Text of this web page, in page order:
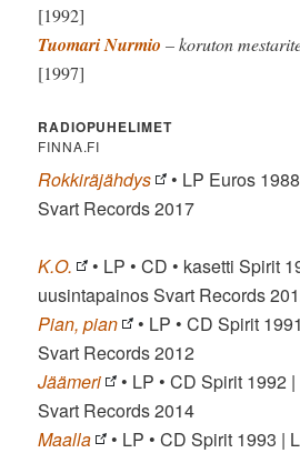
[1992]
Tuomari Nurmio – koruton
[1997]
RADIOPUHELIMET
FINNA.FI
Rokkiräjähdys
• LP Euros
Svart Records 2017
K.O.
• LP • CD • kasetti Spirit
uusintapainos Svart Records
Pian, pian
• LP • CD Spirit
Svart Records 2012
Jäämeri
• LP • CD Spirit 1992
Svart Records 2014
Maalla
• LP • CD Spirit 1993 |